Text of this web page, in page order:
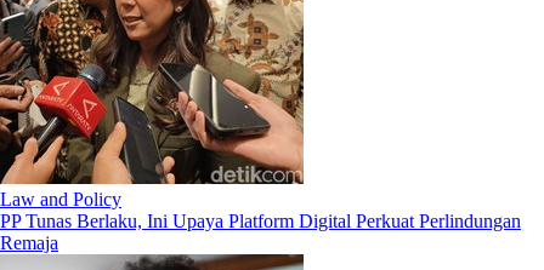
Law and Policy
PP Tunas Berlaku, Ini Upaya Platform Digital Perkuat Perlindungan
Remaja